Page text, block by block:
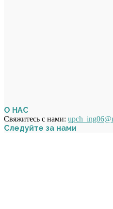
О НАС
Свяжитесь с нами:
Следуйте за нами